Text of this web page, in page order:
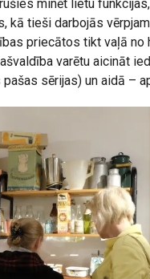
minēt lietu
kā tieši darbojās
priecātos tikt vaļā no
varētu aicināt
sērijas) un aidā –